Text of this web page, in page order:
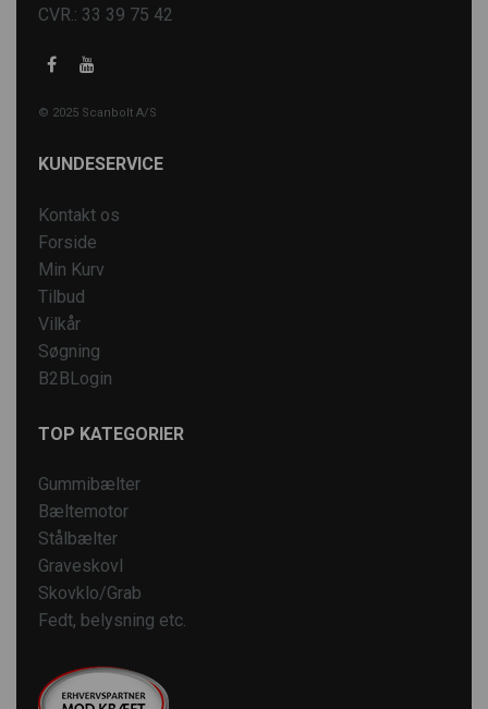
CVR.: 33 39 75 42
© 2025 Scanbolt A/S
KUNDESERVICE
Kontakt os
Forside
Min Kurv
Tilbud
Vilkår
Søgning
B2BLogin
TOP KATEGORIER
Gummibælter
Bæltemotor
Stålbælter
Graveskovl
Skovklo/Grab
Fedt, belysning etc.